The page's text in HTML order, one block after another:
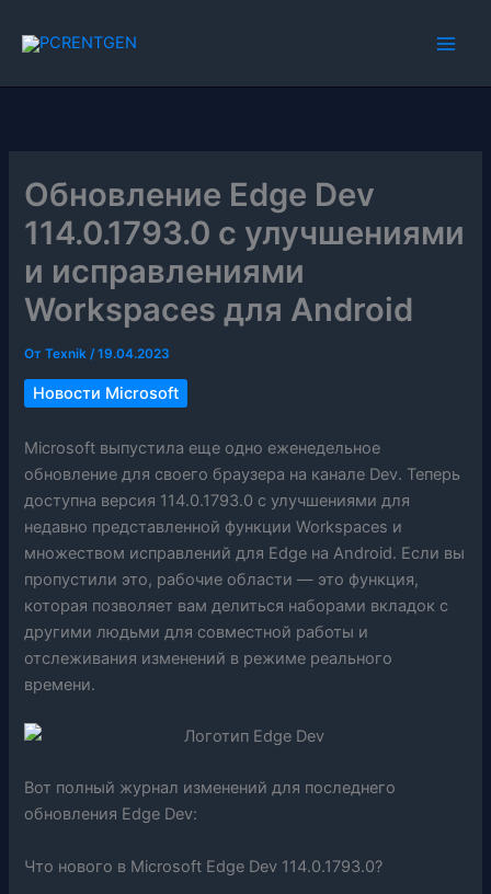
Обновление Edge Dev
114.0.1793.0 с улучшениями
и исправлениями
Workspaces для Android
ОтTexnik/19.04.2023
Новости Microsoft
Microsoft выпустила еще одно еженедельное
обновление для своего браузера на канале Dev. Теперь
доступна версия 114.0.1793.0 с улучшениями для
недавно представленной функции Workspaces и
множеством исправлений для Edge на Android. Если вы
пропустили это, рабочие области — это функция,
которая позволяет вам делиться наборами вкладок с
другими людьми для совместной работы и
отслеживания изменений в режиме реального
времени.
Вот полный журнал изменений для последнего
обновления Edge Dev:
Что нового в Microsoft Edge Dev 114.0.1793.0?